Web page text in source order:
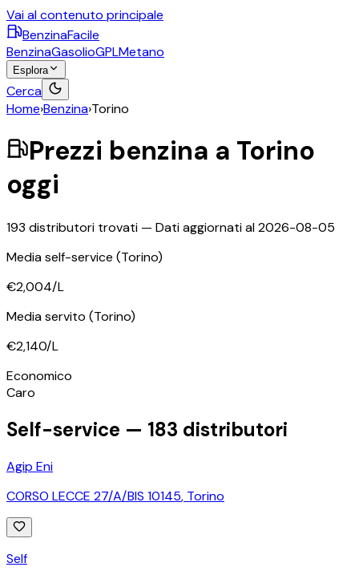
Vai al contenuto principale
BenzinaFacile
BenzinaGasolioGPLMetano
Esplora
Cerca
Home›Benzina›Torino
Prezzi benzina a Torino
oggi
193 distributori trovati — Dati aggiornati al2026-08-05
Media self-service (Torino)
€2,004/L
Media servito (Torino)
€2,140/L
Economico
Caro
Self-service — 183 distributori
Agip Eni
CORSO LECCE 27/A/BIS 10145, Torino
Self